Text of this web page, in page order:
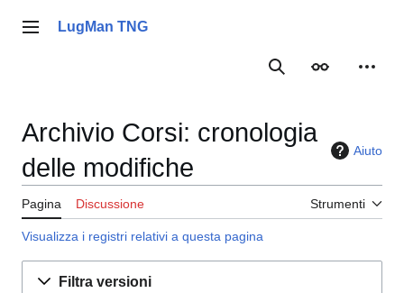
Menu principale
LugMan TNG
RicercaAspetto
Archivio Corsi: cronologia
delle modifiche
Aiuto
Pagina Discussione Strumenti
Visualizza i registri relativi a questa pagina
Filtra versioni